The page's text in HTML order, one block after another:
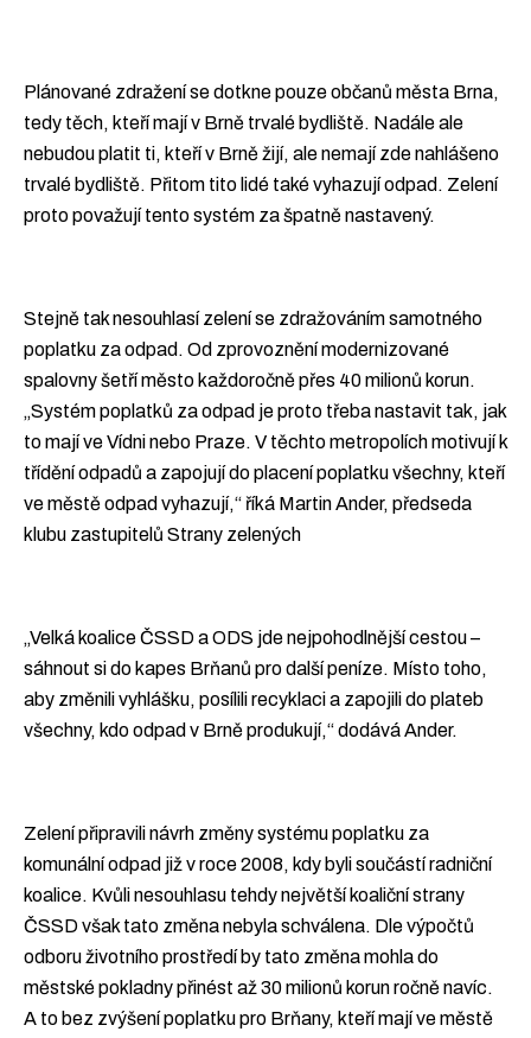
Plánované zdražení se dotkne pouze občanů města Brna,
tedy těch, kteří mají v Brně trvalé bydliště. Nadále ale
nebudou platit ti, kteří v Brně žijí, ale nemají zde nahlášeno
trvalé bydliště. Přitom tito lidé také vyhazují odpad. Zelení
proto považují tento systém za špatně nastavený.
Stejně tak nesouhlasí zelení se zdražováním samotného
poplatku za odpad. Od zprovoznění modernizované
spalovny šetří město každoročně přes 40 milionů korun.
„Systém poplatků za odpad je proto třeba nastavit tak, jak
to mají ve Vídni nebo Praze. V těchto metropolích motivují k
třídění odpadů a zapojují do placení poplatku všechny, kteří
ve městě odpad vyhazují,“ říká Martin Ander, předseda
klubu zastupitelů Strany zelených
„Velká koalice ČSSD a ODS jde nejpohodlnější cestou –
sáhnout si do kapes Brňanů pro další peníze. Místo toho,
aby změnili vyhlášku, posílili recyklaci a zapojili do plateb
všechny, kdo odpad v Brně produkují,“ dodává Ander.
Zelení připravili návrh změny systému poplatku za
komunální odpad již v roce 2008, kdy byli součástí radniční
koalice. Kvůli nesouhlasu tehdy největší koaliční strany
ČSSD však tato změna nebyla schválena. Dle výpočtů
odboru životního prostředí by tato změna mohla do
městské pokladny přinést až 30 milionů korun ročně navíc.
A to bez zvýšení poplatku pro Brňany, kteří mají ve městě